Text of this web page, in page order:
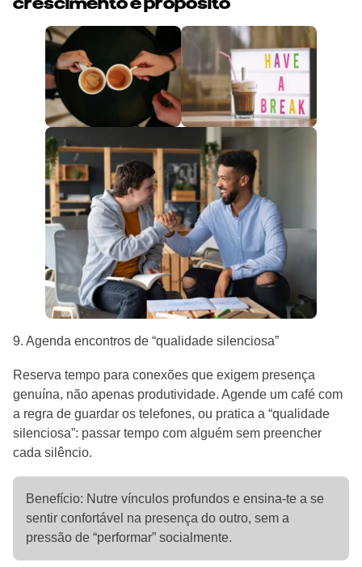
9. Agenda encontros de “qualidade silenciosa”
Reserva tempo para conexões que exigem presença
genuína, não apenas produtividade. Agende um café com
a regra de guardar os telefones, ou pratica a “qualidade
silenciosa”: passar tempo com alguém sem preencher
cada silêncio.
Benefício: Nutre vínculos profundos e ensina-te a se
sentir confortável na presença do outro, sem a
pressão de “performar” socialmente.